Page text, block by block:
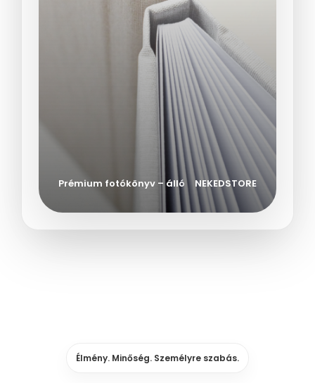
Prémium fotókönyv – álló NEKEDSTORE
Élmény. Minőség. Személyre szabás.